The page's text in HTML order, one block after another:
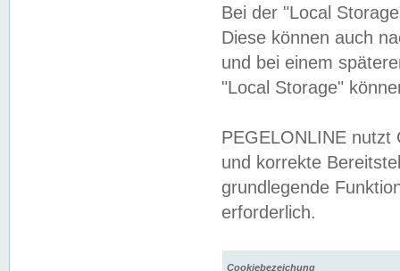
Bei der "Local
Diese können auch
und bei einem
"Local Storage"
PEGELONLINE nutzt
und korrekte
grundlegende
erforderlich.
Cookiebezeichung